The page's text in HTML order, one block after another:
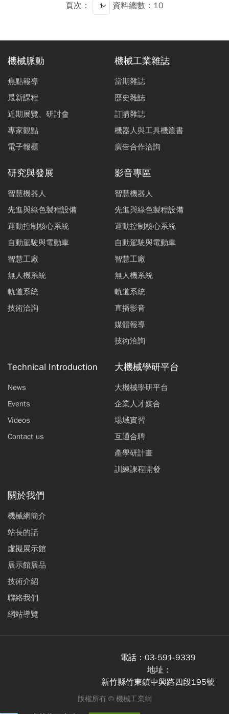
頁次： 資料總數：10
機械脈動
焦點報導
最新課程
近期展覽、研討會
專家觀點
電子報櫃
機械工業雜誌
當期雜誌
歷史雜誌
訂購雜誌
機器人與工具機叢書
廣告合作洽詢
研究與發展
智慧機器人
先進與綠色製程設備
運動控制核心系統
自動駕駛與電動車
智慧工廠
無人機系統
軌道系統
技術洽詢
影音專區
智慧機器人
先進與綠色製程設備
運動控制核心系統
自動駕駛與電動車
智慧工廠
無人機系統
軌道系統
直播影音
媒體報導
技術洽詢
Technical Introduction
News
Events
Videos
Contact us
大機械學研平台
大機械學研平台
企業人才媒合
場域實習
互通合聘
產學研計畫
訓練課程開發
關於我們
機械網簡介
站長的話
虛擬展示館
展示館展品
技術介紹
聯絡我們
網站導覽
電話： 03-591-9339
地址 :
新竹縣竹東鎮中興路四段195號
版權所有 © 機械工業網